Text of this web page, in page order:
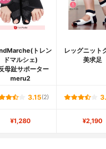
トレン
ドマルシェ)
母趾サポーター
meru2
レッグニット
美求足
3.15(2)
¥1,280 ¥2,190